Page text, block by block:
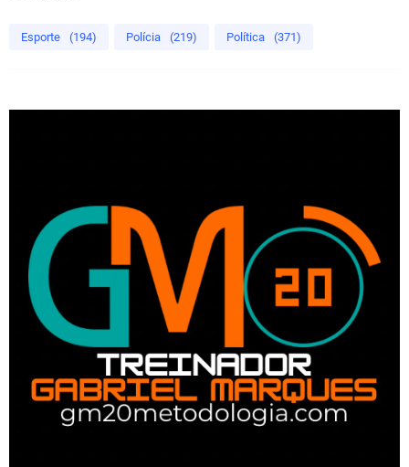
Esporte (194) Polícia (219) Política (371)